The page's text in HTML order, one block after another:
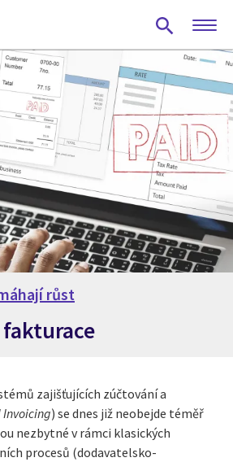
růst
zajišťujících zúčtování a
) se dnes již neobejde téměř
nezbytné v rámci klasických
procesů (dodavatelsko-